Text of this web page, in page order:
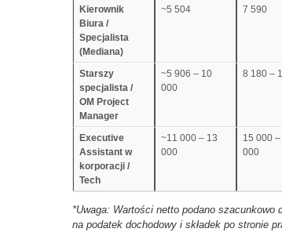
Kierownik
Biura /
Specjalista
(Mediana)
~5 504 7 590
Starszy
specjalista /
OM Project
Manager
~5 906 – 10
000
8 180 –
Executive
Assistant w
korporacji /
Tech
~11 000 – 13
000
15 000 –
000
*Uwaga: Wartości netto podano
na podatek dochodowy i składek po stronie